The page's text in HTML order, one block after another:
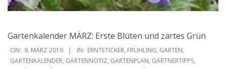
Gartenkalender MÄRZ: Erste Blüten und zartes Grün
2019-
03-
ON: 9. MÄRZ 2019 IN: ERNTETICKER, FRÜHLING, GARTEN,
GARTENKALENDER, GARTENNOTIZ, GARTENPLAN, GÄRTNERTIPPS,